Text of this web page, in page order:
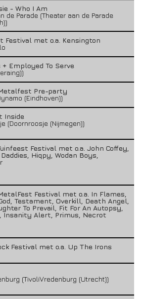
- Who I Am
de Parade (Theater aan de Parade
Festival met o.a. Kensington
+ Employed To Serve
Pre-party
(Eindhoven))
Inside
(Doornroosje (Nijmegen))
Festival met o.a. John Coffey,
Hiqpy, Wodan Boys,
Festival met o.a. In Flames,
Testament, Overkill, Death Angel,
To Prevail, Fit For An Autopsy,
Insanity Alert, Primus, Necrot
Festival met o.a. Up The Irons
(TivoliVredenburg (Utrecht))